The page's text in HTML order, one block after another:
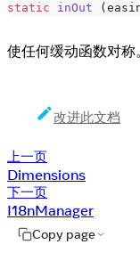
static inOut (
使任何缓动函数对
改进此文档
上一页
Dimensions
下一页
I18nManager
Copy page